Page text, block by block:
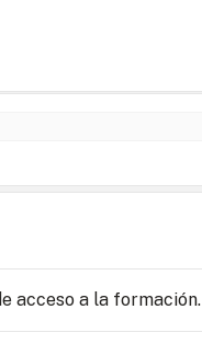
acceso a la formación.